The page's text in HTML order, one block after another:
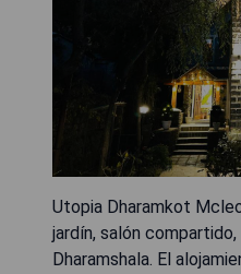
Utopia Dharamkot
jardín, salón
Dharamshala. El